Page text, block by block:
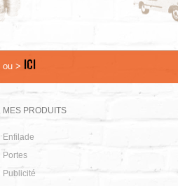
ou > ICI
MES PRODUITS
Enfilade
Portes
Publicité